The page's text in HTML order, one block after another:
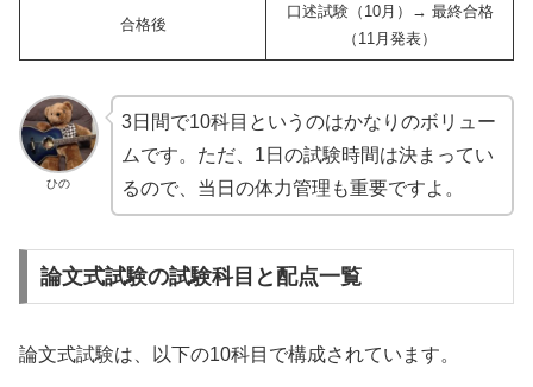
合格後
口述試験（10月）→ 最終合格
（11月発表）
ひの
3日間で10科目というのはかなりのボリュー
ムです。ただ、1日の試験時間は決まってい
るので、当日の体力管理も重要ですよ。
論文式試験の試験科目と配点一覧
論文式試験は、以下の10科目で構成されています。